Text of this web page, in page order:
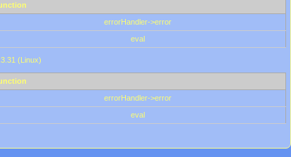
errorHandler->error
eval
(Linux)
errorHandler->error
eval